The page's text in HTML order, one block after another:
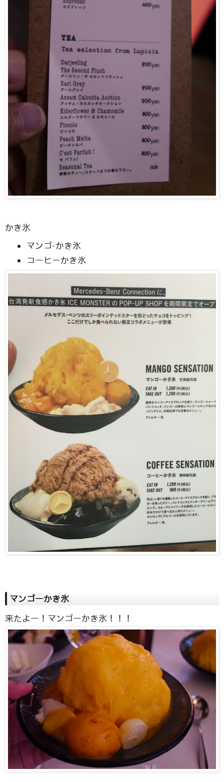
かき氷
マンゴ-かき氷
コーヒーかき氷
マンゴーかき氷
来たよー！マンゴーかき氷！！！